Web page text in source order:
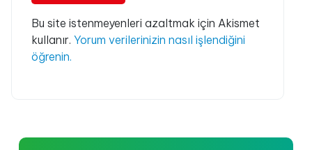
Bu site istenmeyenleri azaltmak için Akismet
kullanır. Yorum verilerinizin nasıl işlendiğini
öğrenin.